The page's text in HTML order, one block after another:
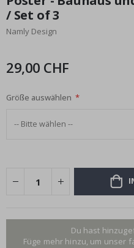
der
Bildgalerie
springen
/ Set of 3
Namly Design
29,00 CHF
Größe auswählen
Du hast
Füge mehr hinzu, um unser